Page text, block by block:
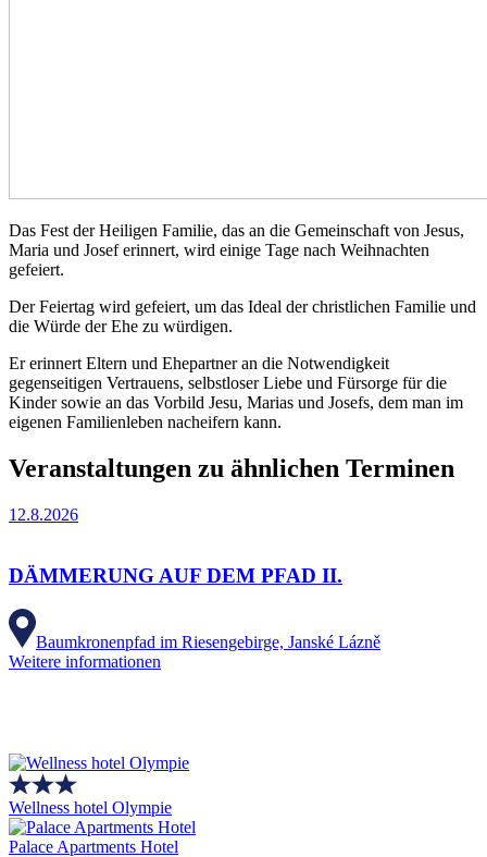
Das Fest der Heiligen Familie, das an die Gemeinschaft von Jesus,
Maria und Josef erinnert, wird einige Tage nach Weihnachten
gefeiert.
Der Feiertag wird gefeiert, um das Ideal der christlichen Familie und
die Würde der Ehe zu würdigen.
Er erinnert Eltern und Ehepartner an die Notwendigkeit
gegenseitigen Vertrauens, selbstloser Liebe und Fürsorge für die
Kinder sowie an das Vorbild Jesu, Marias und Josefs, dem man im
eigenen Familienleben nacheifern kann.
Veranstaltungen zu ähnlichen Terminen
12.8.2026
DÄMMERUNG AUF DEM PFAD II.
Baumkronenpfad im Riesengebirge, Janské Lázně
Weitere informationen
Wellness hotel Olympie
Palace Apartments Hotel